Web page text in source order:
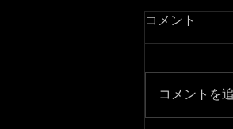
コメント
コメントを